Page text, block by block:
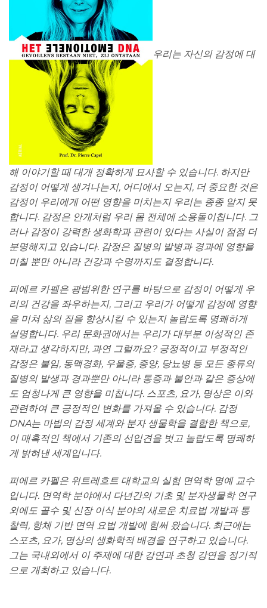
우리는 자신의 감정에 대
해 이야기할 때 대개 정확하게 묘사할 수 있습니다. 하지만
감정이 어떻게 생겨나는지, 어디에서 오는지, 더 중요한 것은
감정이 우리에게 어떤 영향을 미치는지 우리는 종종 알지 못
합니다. 감정은 안개처럼 우리 몸 전체에 소용돌이칩니다. 그
러나 감정이 강력한 생화학과 관련이 있다는 사실이 점점 더
분명해지고 있습니다. 감정은 질병의 발병과 경과에 영향을
미칠 뿐만 아니라 건강과 수명까지도 결정합니다.
피에르 카펠은 광범위한 연구를 바탕으로 감정이 어떻게 우
리의 건강을 좌우하는지, 그리고 우리가 어떻게 감정에 영향
을 미쳐 삶의 질을 향상시킬 수 있는지 놀랍도록 명쾌하게
설명합니다. 우리 문화권에서는 우리가 대부분 이성적인 존
재라고 생각하지만, 과연 그럴까요? 긍정적이고 부정적인
감정은 불임, 동맥경화, 우울증, 종양, 당뇨병 등 모든 종류의
질병의 발생과 경과뿐만 아니라 통증과 불안과 같은 증상에
도 엄청나게 큰 영향을 미칩니다. 스포츠, 요가, 명상은 이와
관련하여 큰 긍정적인 변화를 가져올 수 있습니다. 감정
DNA는 마법의 감정 세계와 분자 생물학을 결합한 책으로,
이 매혹적인 책에서 기존의 선입견을 벗고 놀랍도록 명쾌하
게 밝혀낸 세계입니다.
피에르 카펠은 위트레흐트 대학교의 실험 면역학 명예 교수
입니다. 면역학 분야에서 다년간의 기초 및 분자생물학 연구
외에도 골수 및 신장 이식 분야의 새로운 치료법 개발과 통
찰력, 항체 기반 면역 요법 개발에 힘써 왔습니다. 최근에는
스포츠, 요가, 명상의 생화학적 배경을 연구하고 있습니다.
그는 국내외에서 이 주제에 대한 강연과 초청 강연을 정기적
으로 개최하고 있습니다.